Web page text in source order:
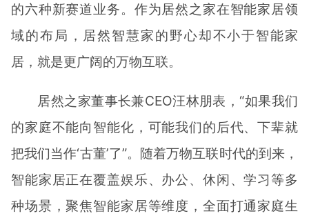
的六种新赛道业务。作为居然之家在智能家居领
域的布局，居然智慧家的野心却不小于智能家
居，就是更广阔的万物互联。
居然之家董事长兼CEO汪林朋表，“如果我们
的家庭不能向智能化，可能我们的后代、下辈就
把我们当作‘古董’了”。随着万物互联时代的到来，
智能家居正在覆盖娱乐、办公、休闲、学习等多
种场景，聚焦智能家居等维度，全面打通家庭生